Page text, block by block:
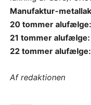
Manufaktur-
20 tommer alufælge:
21 tommer alufælge:
22 tommer alufælge:
Af redaktionen